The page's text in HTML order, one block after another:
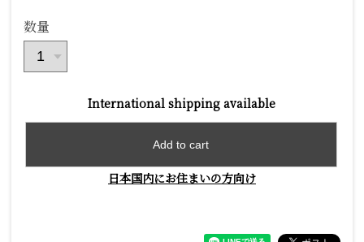
数量
International shipping available
Add to cart
日本国内にお住まいの方向け